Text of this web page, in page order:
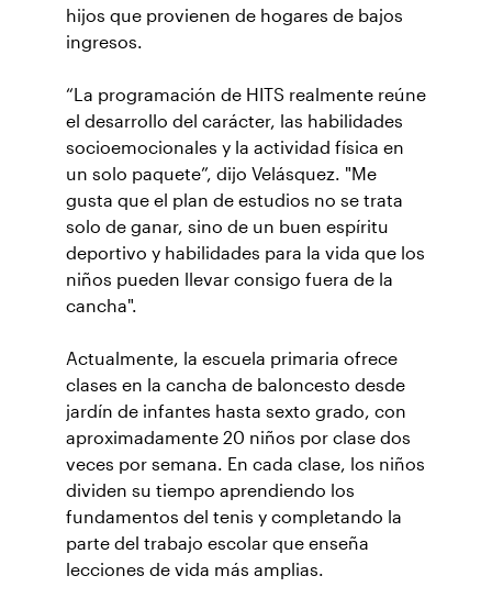
hijos que provienen de hogares de bajos
ingresos.
“La programación de HITS realmente reúne
el desarrollo del carácter, las habilidades
socioemocionales y la actividad física en
un solo paquete”, dijo Velásquez. "Me
gusta que el plan de estudios no se trata
solo de ganar, sino de un buen espíritu
deportivo y habilidades para la vida que los
niños pueden llevar consigo fuera de la
cancha".
Actualmente, la escuela primaria ofrece
clases en la cancha de baloncesto desde
jardín de infantes hasta sexto grado, con
aproximadamente 20 niños por clase dos
veces por semana. En cada clase, los niños
dividen su tiempo aprendiendo los
fundamentos del tenis y completando la
parte del trabajo escolar que enseña
lecciones de vida más amplias.